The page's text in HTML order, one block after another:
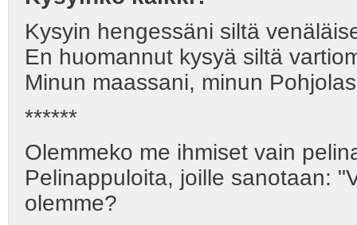
Kysyin hengessäni siltä
En huomannut kysyä siltä
Minun maassani, minun
******
Olemmeko me ihmiset vain
Pelinappuloita, joille sanotaan:
olemme?